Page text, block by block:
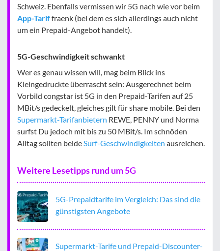
Schweiz. Ebenfalls vermissen wir 5G nach wie vor beim
App-Tariffraenk (bei dem es sich allerdings auch nicht
um ein Prepaid-Angebot handelt).
5G-Geschwindigkeit schwankt
Wer es genau wissen will, mag beim Blick ins
Kleingedruckte überrascht sein: Ausgerechnet beim
Vorbild congstar ist 5G in den Prepaid-Tarifen auf 25
MBit/s gedeckelt, gleiches gilt für share mobile. Bei den
Supermarkt-Tarifanbietern REWE, PENNY und Norma
surfst Du jedoch mit bis zu 50 MBit/s. Im schnöden
Alltag sollten beideSurf-Geschwindigkeiten ausreichen.
Weitere Lesetipps rund um 5G
5G-Prepaidtarife im Vergleich: Das sind die
günstigsten Angebote
Supermarkt-Tarife und Prepaid-Discounter-